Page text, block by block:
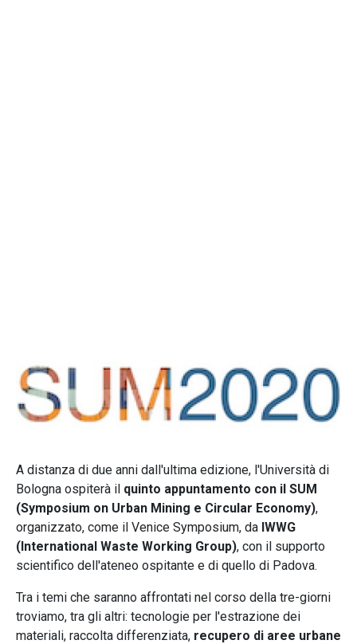
A distanza di due anni dall'ultima edizione, l'Università di
Bologna ospiterà il quinto appuntamento con il SUM
(Symposium on Urban Mining e Circular Economy),
organizzato, come il Venice Symposium, da IWWG
(International Waste Working Group), con il supporto
scientifico dell'ateneo ospitante e di quello di Padova.
Tra i temi che saranno affrontati nel corso della tre-giorni
troviamo, tra gli altri: tecnologie per l'estrazione dei
materiali, raccolta differenziata, recupero di aree urbane